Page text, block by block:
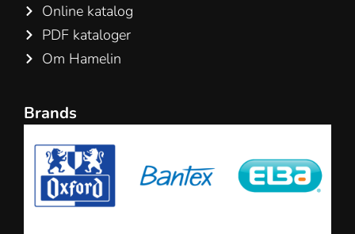
Online katalog
PDF kataloger
Om Hamelin
Brands